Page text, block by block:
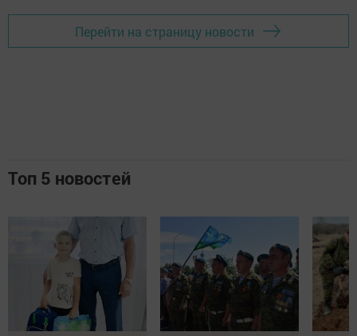
Перейти на страницу новости
Топ 5 новостей